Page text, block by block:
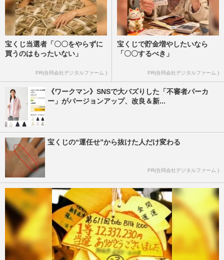
宝くじ当選者「〇〇をやらずに
買うのはもったいない」
PR(合同会社デジタルファーム )
宝くじで貯金増やしたいなら
「〇〇するべき」
PR(合同会社デジタルファーム )
《ワークマン》SNSで大バズりした「不審者パーカ
ー」がバージョンアップ、改良＆新...
宝くじの“運任せ”から抜けた人だけ変わる
PR(合同会社デジタルファーム )